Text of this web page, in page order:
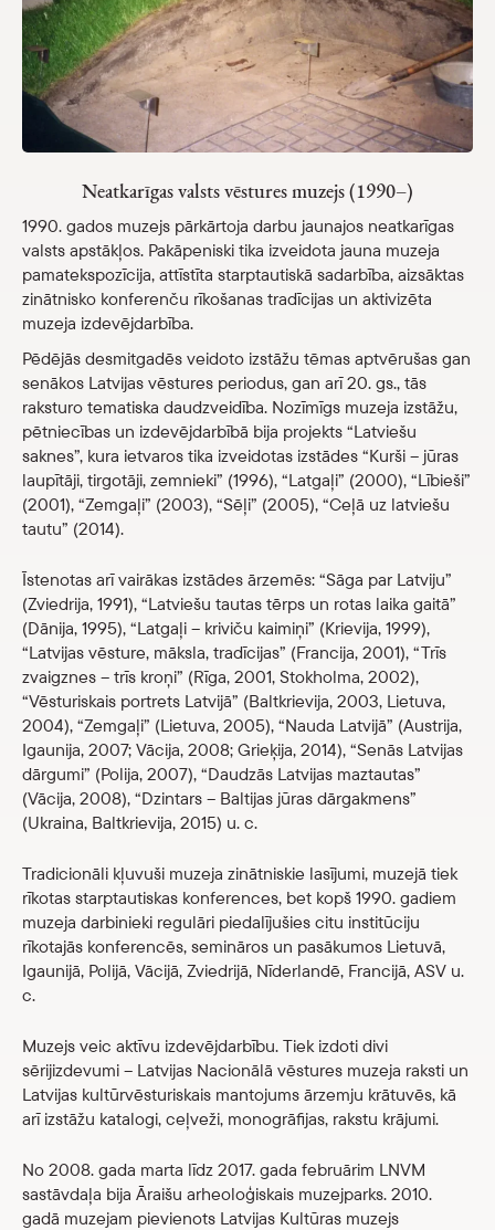
Veikals
eMuzejs
Lasi viegli
Neatkarīgas valsts vēstures muzejs (1990–)
1990. gados muzejs pārkārtoja darbu jaunajos neatkarīgas
valsts apstākļos. Pakāpeniski tika izveidota jauna muzeja
pamatekspozīcija, attīstīta starptautiskā sadarbība, aizsāktas
zinātnisko konferenču rīkošanas tradīcijas un aktivizēta
muzeja izdevējdarbība.
Pēdējās desmitgadēs veidoto izstāžu tēmas aptvērušas gan
senākos Latvijas vēstures periodus, gan arī 20. gs., tās
raksturo tematiska daudzveidība. Nozīmīgs muzeja izstāžu,
pētniecības un izdevējdarbībā bija projekts “Latviešu
saknes”, kura ietvaros tika izveidotas izstādes “Kurši – jūras
laupītāji, tirgotāji, zemnieki” (1996), “Latgaļi” (2000), “Lībieši”
(2001), “Zemgaļi” (2003), “Sēļi” (2005), “Ceļā uz latviešu
tautu” (2014).
Īstenotas arī vairākas izstādes ārzemēs: “Sāga par Latviju”
(Zviedrija, 1991), “Latviešu tautas tērps un rotas laika gaitā”
(Dānija, 1995), “Latgaļi – kriviču kaimiņi” (Krievija, 1999),
“Latvijas vēsture, māksla, tradīcijas” (Francija, 2001), “Trīs
zvaigznes – trīs kroņi” (Rīga, 2001, Stokholma, 2002),
“Vēsturiskais portrets Latvijā” (Baltkrievija, 2003, Lietuva,
2004), “Zemgaļi” (Lietuva, 2005), “Nauda Latvijā” (Austrija,
Igaunija, 2007; Vācija, 2008; Grieķija, 2014), “Senās Latvijas
dārgumi” (Polija, 2007), “Daudzās Latvijas maztautas”
(Vācija, 2008), “Dzintars – Baltijas jūras dārgakmens”
(Ukraina, Baltkrievija, 2015) u. c.
Tradicionāli kļuvuši muzeja zinātniskie lasījumi, muzejā tiek
rīkotas starptautiskas konferences, bet kopš 1990. gadiem
muzeja darbinieki regulāri piedalījušies citu institūciju
rīkotajās konferencēs, semināros un pasākumos Lietuvā,
Igaunijā, Polijā, Vācijā, Zviedrijā, Nīderlandē, Francijā, ASV u.
c.
Muzejs veic aktīvu izdevējdarbību. Tiek izdoti divi
sērijizdevumi – Latvijas Nacionālā vēstures muzeja raksti un
Latvijas kultūrvēsturiskais mantojums ārzemju krātuvēs, kā
arī izstāžu katalogi, ceļveži, monogrāfijas, rakstu krājumi.
No 2008. gada marta līdz 2017. gada februārim LNVM
sastāvdaļa bija Āraišu arheoloģiskais muzejparks. 2010.
gadā muzejam pievienots Latvijas Kultūras muzejs